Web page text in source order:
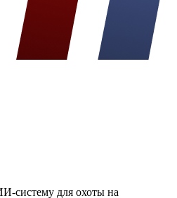
систему для охоты на